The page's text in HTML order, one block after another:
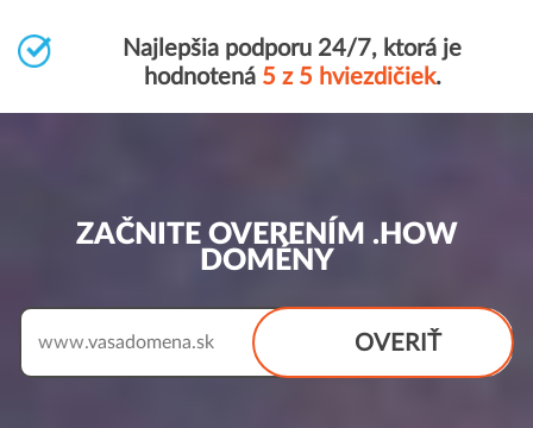
Najlepšia podporu 24/7, ktorá je
hodnotená 5 z 5 hviezdičiek.
ZAČNITE OVERENÍM .HOW
DOMÉNY
OVERIŤ
www.